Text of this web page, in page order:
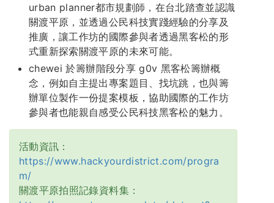
urban planner都市規劃師，在台北踏查並認識
關渡平原，並透過公民科技實踐經驗的分享及
推廣，讓工作坊的國際參與者透過黑客松的形
式重新探索關渡平原的未來可能。
chewei 於籌辦階段分享 g0v 黑客松籌辦概
念，例如自主提出專案題目、找坑跳，也與籌
辦單位製作一份提案模板，協助國際的工作坊
參與者也能親自感受公民科技黑客松的魅力。
活動資訊：
https://www.hackyourdistrict.com/progra
m/
關渡平原拍照記錄資料集：